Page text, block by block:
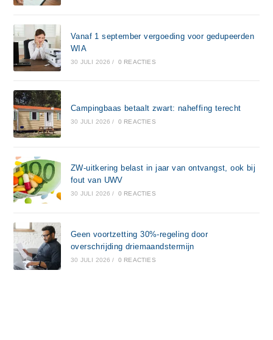
Vanaf 1 september vergoeding voor gedupeerden
WIA
30 JULI 2026 / 0 REACTIES
Campingbaas betaalt zwart: naheffing terecht
30 JULI 2026 / 0 REACTIES
ZW-uitkering belast in jaar van ontvangst, ook bij
fout van UWV
30 JULI 2026 / 0 REACTIES
Geen voortzetting 30%-regeling door
overschrijding driemaandstermijn
30 JULI 2026 / 0 REACTIES